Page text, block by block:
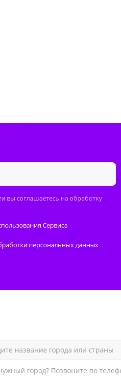
вы соглашаетесь на обработку
Сервиса
персональных данных
название города или страны
город? Позвоните по